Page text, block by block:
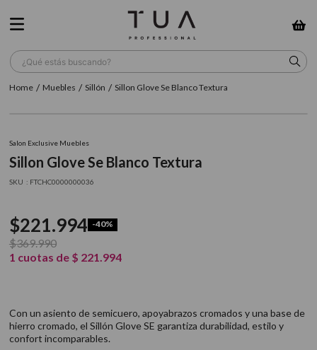
¿Qué estás buscando?
Muebles Sillón Sillon Glove Se Blanco Textura
Salon Exclusive Muebles
Sillon Glove Se Blanco Textura
: FTCHC0000000036
$221.994 -40%
$369.990
1 cuotas de $ 221.994
Con un asiento de semicuero, apoyabrazos cromados y una base de
hierro cromado, el Sillón Glove SE garantiza durabilidad, estilo y
confort incomparables.
TÉRMINOS MÁS BUSCADOS
5. cepillo
6. gama
9 . acondicionador